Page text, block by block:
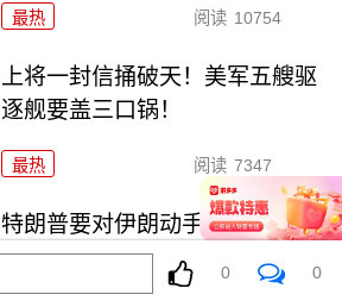
最热 阅读 10754
上将一封信捅破天！美军五艘驱
逐舰要盖三口锅！
最热 阅读 7347
特朗普要对伊朗动手？最狠的还
没来，最骚的来了
0 0